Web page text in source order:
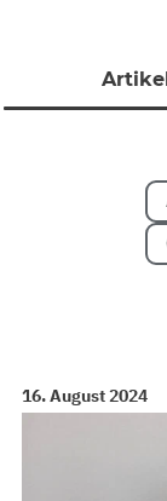
16. August 2024